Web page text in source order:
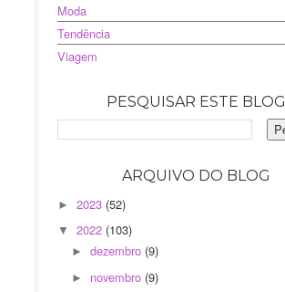
Moda
Tendência
Viagem
PESQUISAR ESTE BLOG
ARQUIVO DO BLOG
► 2023 (52)
▼ 2022 (103)
►dezembro (9)
► novembro (9)